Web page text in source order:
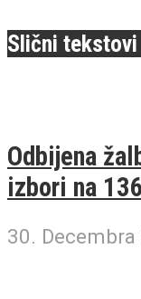
Slični tekstovi
Odbijena
izbori na
30. Decembra